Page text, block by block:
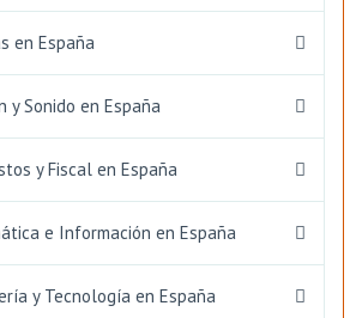
en España
y Sonido en España
y Fiscal en España
e Información en España
y Tecnología en España